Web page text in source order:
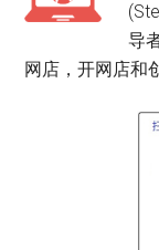
导
网店，开网店和